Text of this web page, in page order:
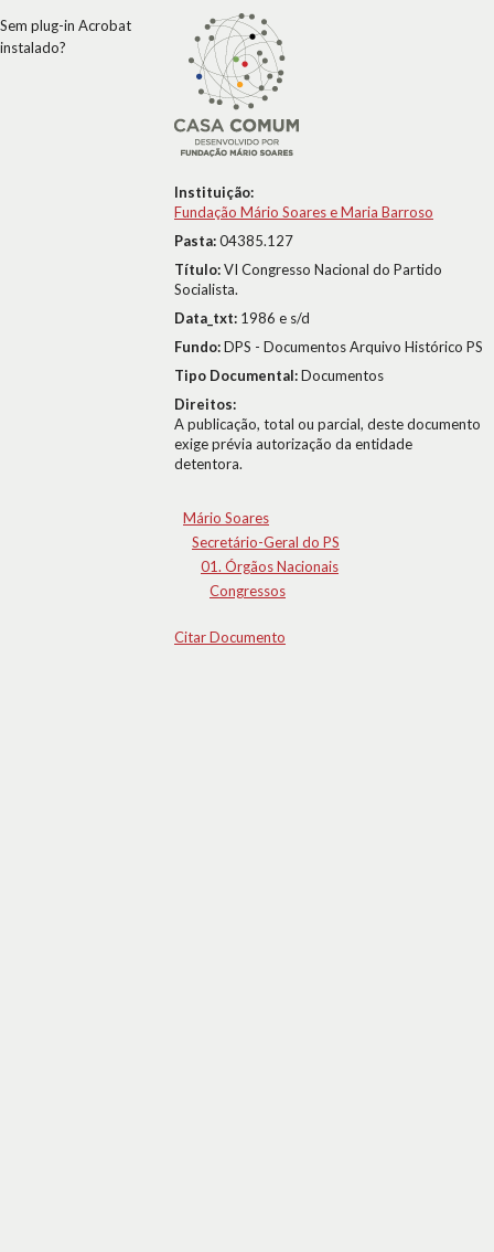
Instituição:
Fundação Mário Soares e Maria Barroso
Pasta:04385.127
Título:VI Congresso Nacional do Partido
Socialista.
Data_txt: 1986 e s/d
Fundo:DPS - Documentos Arquivo Histórico PS
Tipo Documental:Documentos
Direitos:
A publicação, total ou parcial, deste documento
exige prévia autorização da entidade
detentora.
Mário Soares
Secretário-Geral do PS
01. Órgãos Nacionais
Congressos
Citar Documento
Sem plug-in Acrobat
instalado?